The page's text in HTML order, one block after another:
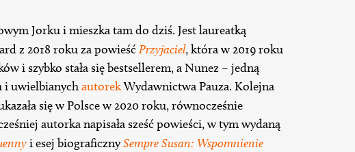
Jorku i mieszka tam do dziś. Jest laureatką
z 2018 roku za powieśćPrzyjaciel, która w 2019 roku
i szybko stała się bestsellerem, a Nunez – jedną
i uwielbianychautorekWydawnictwa Pauza. Kolejna
się w Polsce w 2020 roku, równocześnie
autorka napisała sześć powieści, w tym wydaną
i esej biograficznySempre Susan: Wspomnienie